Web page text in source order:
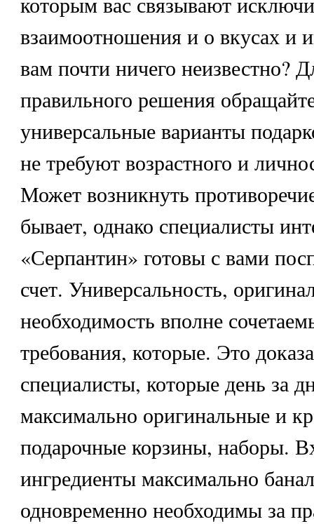
взаимоотношения и о вкусах и
вам почти ничего неизвестно?
правильного решения
универсальные варианты
не требуют возрастного и
Может возникнуть
бывает, однако специалисты
«Серпантин» готовы с вами
счет. Универсальность,
необходимость вполне
требования, которые. Это
специалисты, которые день за
максимально оригинальные и
подарочные корзины, наборы.
ингредиенты максимально
одновременно необходимы за